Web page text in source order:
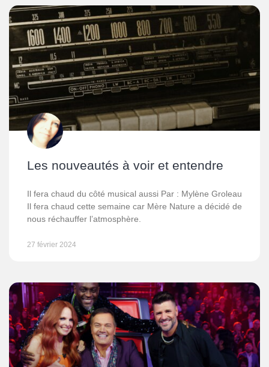
Les nouveautés à voir et entendre
Il fera chaud du côté musical aussi Par : Mylène Groleau
Il fera chaud cette semaine car Mère Nature a décidé de
nous réchauffer l’atmosphère.
27 février 2024